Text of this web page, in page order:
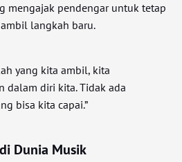
mengajak pendengar untuk tetap
langkah baru.
yang kita ambil, kita
dalam diri kita. Tidak ada
bisa kita capai.”
Dunia Musik